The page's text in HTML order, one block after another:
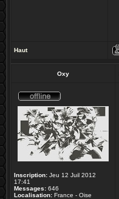
Haut
Oxy
Inscription: Jeu 12 Juil 2012
17:41
Messages: 646
Localisation: France - Oise